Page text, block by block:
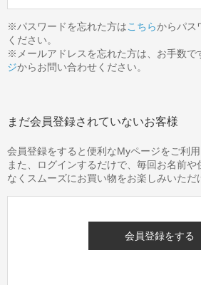
※パスワードを忘れた方はこちらからパス
ください。
※メールアドレスを忘れた方は、お手数で
ジからお問い合わせください。
まだ会員登録されていないお客様
会員登録をすると便利なMyページをご利用
また、ログインするだけで、毎回お名前や
なくスムーズにお買い物をお楽しみいただ
会員登録をする